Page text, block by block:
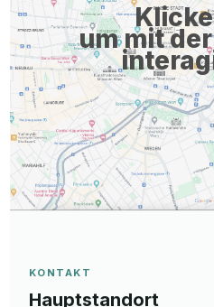
um mit
KONTAKT
Hauptstandort